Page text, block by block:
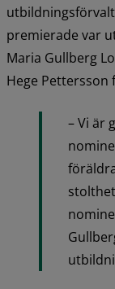
premierade var
Maria Gullberg
Hege
– Vi är